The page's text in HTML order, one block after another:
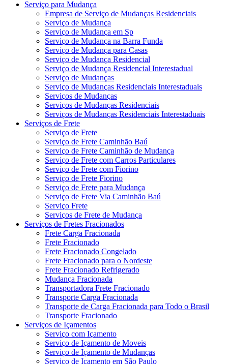
Serviço para Mudança
Empresa de Serviço de Mudanças Residenciais
Serviço de Mudança
Serviço de Mudança em Sp
Serviço de Mudança na Barra Funda
Serviço de Mudança para Casas
Serviço de Mudança Residencial
Serviço de Mudança Residencial Interestadual
Serviço de Mudanças
Serviço de Mudanças Residenciais Interestaduais
Serviços de Mudanças
Serviços de Mudanças Residenciais
Serviços de Mudanças Residenciais Interestaduais
Serviços de Frete
Serviço de Frete
Serviço de Frete Caminhão Baú
Serviço de Frete Caminhão de Mudança
Serviço de Frete com Carros Particulares
Serviço de Frete com Fiorino
Serviço de Frete Fiorino
Serviço de Frete para Mudança
Serviço de Frete Via Caminhão Baú
Serviço Frete
Serviços de Frete de Mudança
Serviços de Fretes Fracionados
Frete Carga Fracionada
Frete Fracionado
Frete Fracionado Congelado
Frete Fracionado para o Nordeste
Frete Fracionado Refrigerado
Mudança Fracionada
Transportadora Frete Fracionado
Transporte Carga Fracionada
Transporte de Carga Fracionada para Todo o Brasil
Transporte Fracionado
Serviços de Içamentos
Serviço com Içamento
Serviço de Içamento de Moveis
Serviço de Içamento de Mudanças
Serviço de Içamento em São Paulo